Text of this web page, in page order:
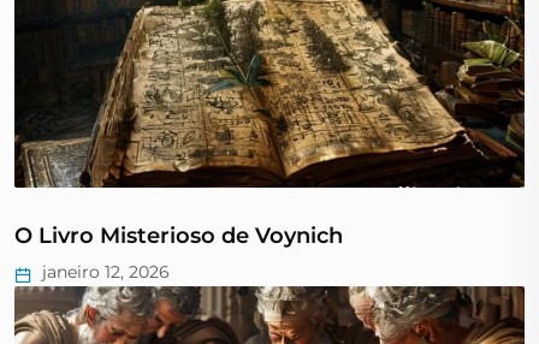
O Livro Misterioso de Voynich
janeiro 12, 2026